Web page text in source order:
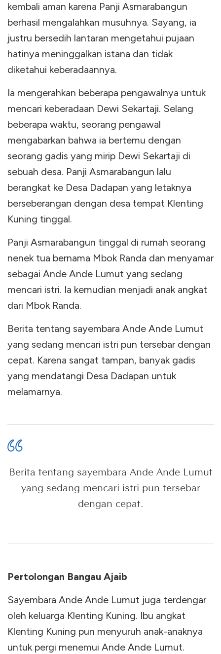
kembali aman karena Panji Asmarabangun
berhasil mengalahkan musuhnya. Sayang, ia
justru bersedih lantaran mengetahui pujaan
hatinya meninggalkan istana dan tidak
diketahui keberadaannya.
Ia mengerahkan beberapa pengawalnya untuk
mencari keberadaan Dewi Sekartaji. Selang
beberapa waktu, seorang pengawal
mengabarkan bahwa ia bertemu dengan
seorang gadis yang mirip Dewi Sekartaji di
sebuah desa. Panji Asmarabangun lalu
berangkat ke Desa Dadapan yang letaknya
berseberangan dengan desa tempat Klenting
Kuning tinggal.
Panji Asmarabangun tinggal di rumah seorang
nenek tua bernama Mbok Randa dan menyamar
sebagai Ande Ande Lumut yang sedang
mencari istri. Ia kemudian menjadi anak angkat
dari Mbok Randa.
Berita tentang sayembara Ande Ande Lumut
yang sedang mencari istri pun tersebar dengan
cepat. Karena sangat tampan, banyak gadis
yang mendatangi Desa Dadapan untuk
melamarnya.
Berita tentang sayembara Ande Ande Lumut
yang sedang mencari istri pun tersebar
dengan cepat.
Pertolongan Bangau Ajaib
Sayembara Ande Ande Lumut juga terdengar
oleh keluarga Klenting Kuning. Ibu angkat
Klenting Kuning pun menyuruh anak-anaknya
untuk pergi menemui Ande Ande Lumut.